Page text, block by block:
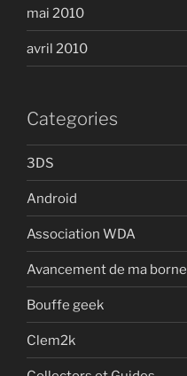
mai 2010
avril 2010
Categories
3DS
Android
Association WDA
Avancement de ma borne
Bouffe geek
Clem2k